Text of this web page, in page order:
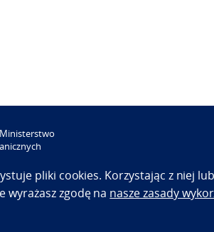
pliki cookies. Korzystając z niej
wyrażasz zgodę na nasze zasady